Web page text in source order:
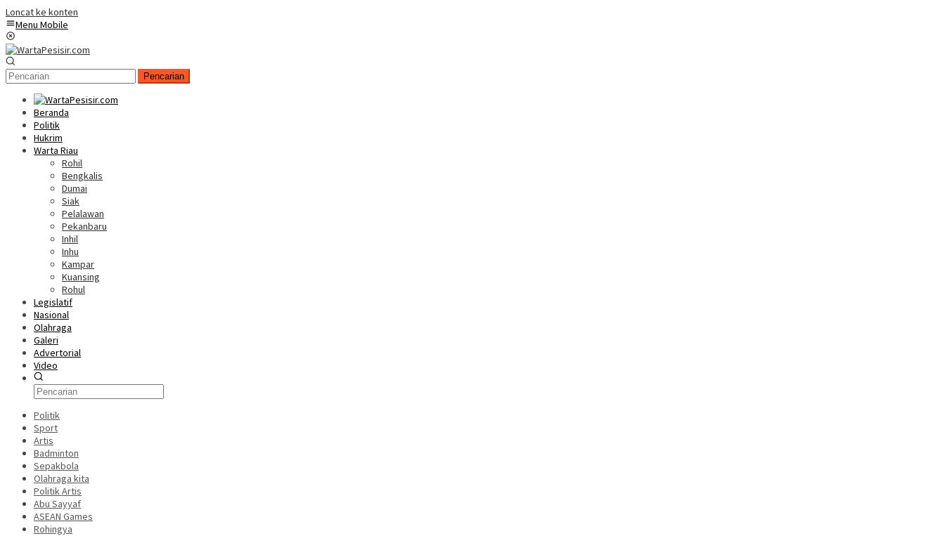
Loncat ke konten
Menu Mobile
Pencarian
Beranda
Politik
Hukrim
Warta Riau
Rohil
Bengkalis
Dumai
Siak
Pelalawan
Pekanbaru
Inhil
Inhu
Kampar
Kuansing
Rohul
Legislatif
Nasional
Olahraga
Galeri
Advertorial
Video
Politik
Sport
Artis
Badminton
Sepakbola
Olahraga kita
Politik Artis
Abu Sayyaf
ASEAN Games
Rohingya